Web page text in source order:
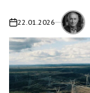
22.01.2026